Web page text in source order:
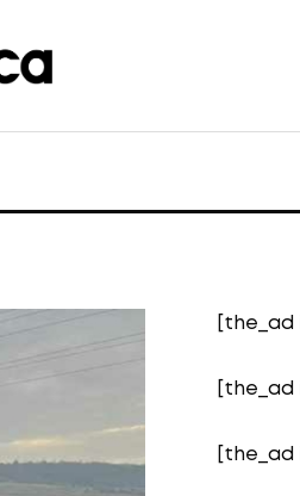
[the_ad
[the_ad
[the_ad